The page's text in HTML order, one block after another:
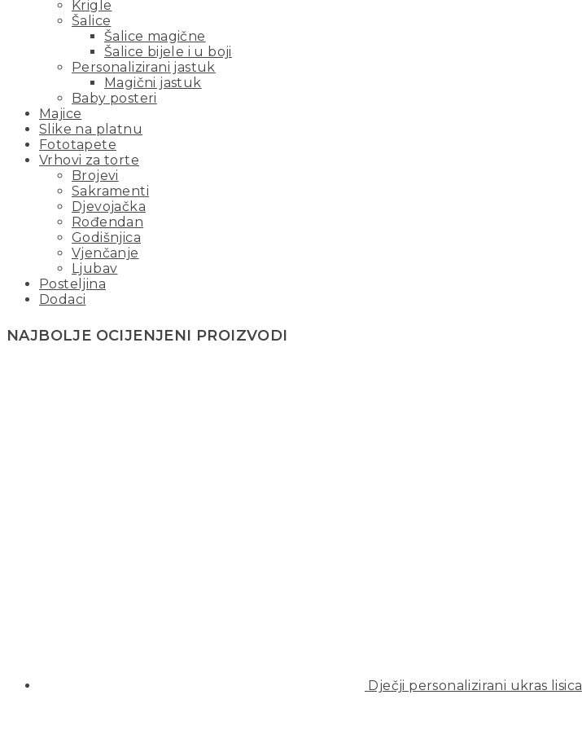
Krigle
Šalice
Šalice magične
Šalice bijele i u boji
Personalizirani jastuk
Magični jastuk
Baby posteri
Majice
Slike na platnu
Fototapete
Vrhovi za torte
Brojevi
Sakramenti
Djevojačka
Rođendan
Godišnjica
Vjenčanje
Ljubav
Posteljina
Dodaci
NAJBOLJE OCIJENJENI PROIZVODI
Dječji personalizirani ukras lisica